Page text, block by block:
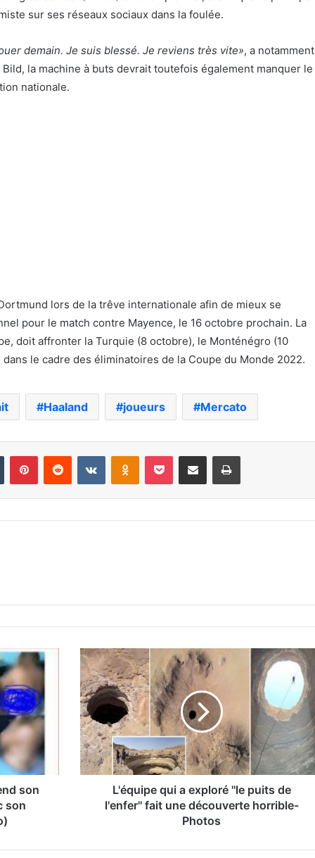
sur ses réseaux sociaux dans la foulée.
demain. Je suis blessé. Je reviens très vite», a notamment
la machine à buts devrait toutefois également manquer le
nationale.
lors de la trêve internationale afin de mieux se
pour le match contre Mayence, le 16 octobre prochain. La
doit affronter la Turquie (8 octobre), le Monténégro (10
le cadre des éliminatoires de la Coupe du Monde 2022.
Haaland joueurs Mercato
Tumblr PinterestReddit VKontakteOdnoklassniki
Pocket Partager par email Imprimer
son
son
L'équipe qui a exploré ''le puits de
l'enfer'' fait une découverte horrible-
Photos